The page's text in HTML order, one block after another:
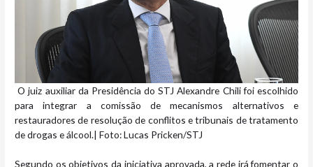
​ O juiz auxiliar da Presidência do STJ Alexandre Chili foi escolhido
para integrar a comissão de mecanismos alternativos e
restauradores de resolução de conflitos e tribunais de tratamento
de drogas e álcool.| Foto: Lucas Pricken/STJ
Segundo os objetivos da iniciativa aprovada, a rede irá fomentar o